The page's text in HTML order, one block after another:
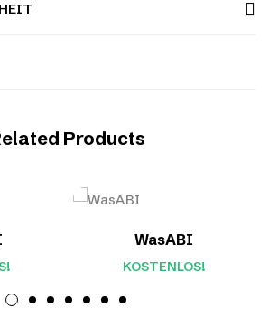
Products
WasABI
KOSTENLOS!